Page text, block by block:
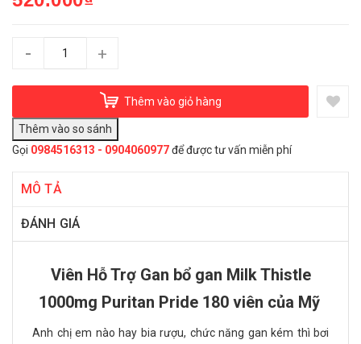
- +
Thêm vào giỏ hàng
Gọi 0984516313 - 0904060977để được tư vấn miễn phí
MÔ TẢ
ĐÁNH GIÁ
Viên Hỗ Trợ Gan bổ gan Milk Thistle
1000mg Puritan Pride 180 viên của Mỹ
Anh chị em nào hay bia rượu, chức năng gan kém thì bơi